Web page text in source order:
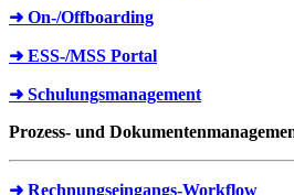
➜ On-/Offboarding
➜ ESS-/MSS Portal
➜ Schulungsmanagement
Prozess- und
➜ Rechnungseingangs-Workflow